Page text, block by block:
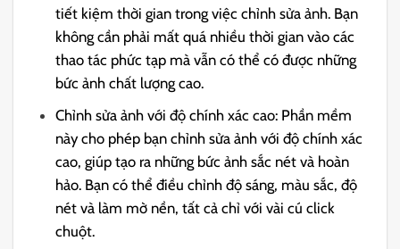
tiết kiệm thời gian trong việc chỉnh sửa ảnh. Bạn
không cần phải mất quá nhiều thời gian vào các
thao tác phức tạp mà vẫn có thể có được những
bức ảnh chất lượng cao.
Chỉnh sửa ảnh với độ chính xác cao: Phần mềm
này cho phép bạn chỉnh sửa ảnh với độ chính xác
cao, giúp tạo ra những bức ảnh sắc nét và hoàn
hảo. Bạn có thể điều chỉnh độ sáng, màu sắc, độ
nét và làm mờ nền, tất cả chỉ với vài cú click
chuột.